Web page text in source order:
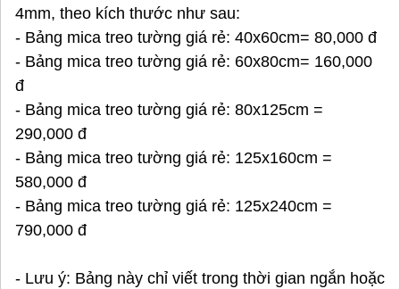
4mm, theo kích thước như sau:
- Bảng mica treo tường giá rẻ: 40x60cm= 80,000 đ
- Bảng mica treo tường giá rẻ: 60x80cm= 160,000
đ
- Bảng mica treo tường giá rẻ: 80x125cm =
290,000 đ
- Bảng mica treo tường giá rẻ: 125x160cm =
580,000 đ
- Bảng mica treo tường giá rẻ: 125x240cm =
790,000 đ
- Lưu ý: Bảng này chỉ viết trong thời gian ngắn hoặc